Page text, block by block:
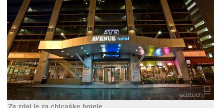
Za zdaj le za chicaške hotele